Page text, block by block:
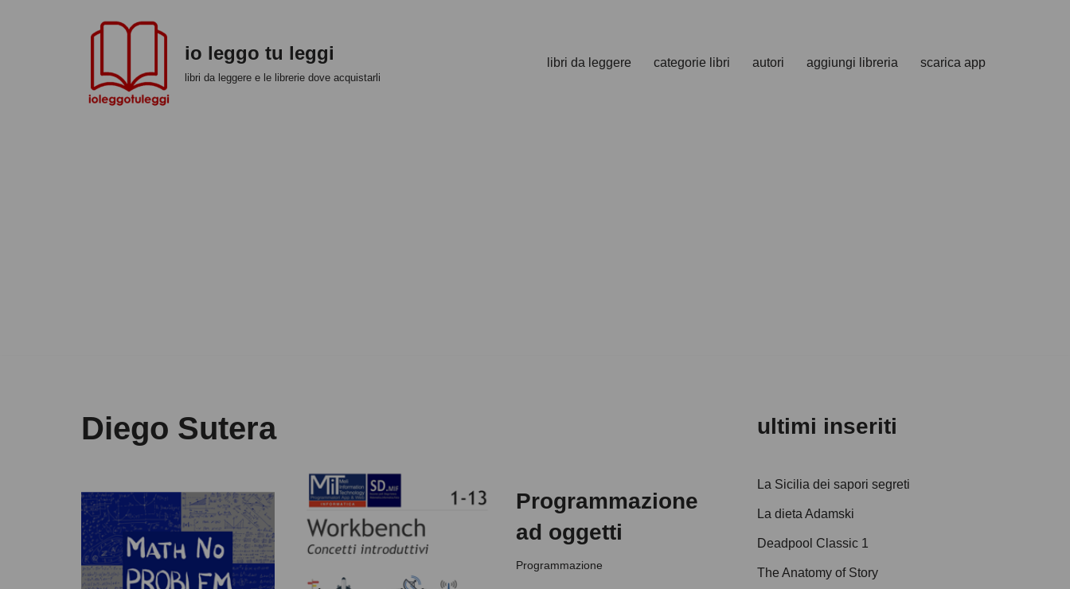
io leggo tu leggi
libri da leggere e le librerie dove acquistarli
libri da leggere categorie libri autori aggiungi libreria scarica app
Diego Sutera
Programmazione
ad oggetti
Programmazione
ultimi inseriti
La Sicilia dei sapori segreti
La dieta Adamski
Deadpool Classic 1
The Anatomy of Story